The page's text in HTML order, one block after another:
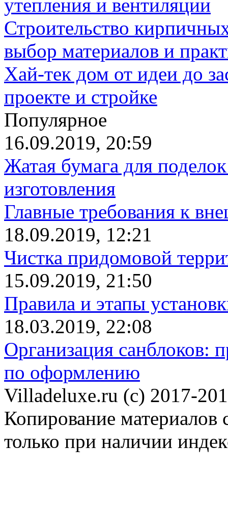
утепления и вентиляции
Строительство
выбор материалов и
Хай-тек дом от идеи до
проекте и стройке
Популярное
16.09.2019, 20:59
Жатая бумага для
изготовления
Главные требования к
18.09.2019, 12:21
Чистка придомовой
15.09.2019, 21:50
Правила и этапы
18.03.2019, 22:08
Организация санблоков:
по оформлению
Villadeluxe.ru (c) 2017-
Копирование материалов
только при наличии